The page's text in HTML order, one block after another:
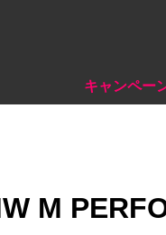
キャンペー
M